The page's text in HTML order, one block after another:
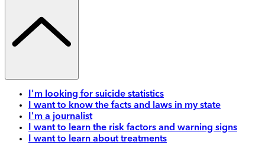
I'm looking for suicide statistics
I want to know the facts and laws in my state
I'm a journalist
I want to learn the risk factors and warning signs
I want to learn about treatments